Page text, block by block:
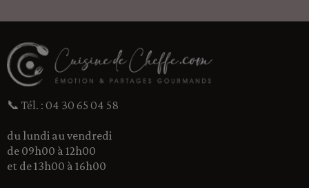
📞 Tél. : 04 30 65 04 58
du lundi au vendredi
de 09h00 à 12h00
et de 13h00 à 16h00